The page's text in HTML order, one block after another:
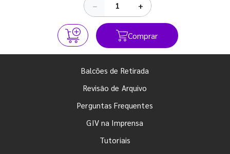
− +
Comprar
Balcões de Retirada
Revisão de Arquivo
Perguntas Frequentes
GIV na Imprensa
Tutoriais